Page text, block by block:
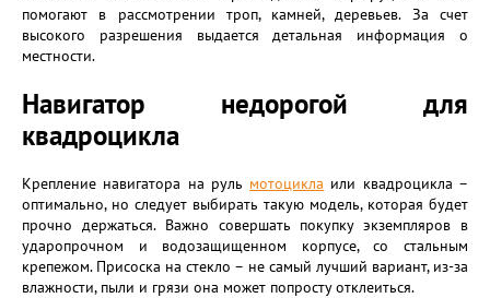
помогают в рассмотрении троп, камней, деревьев. За счет
высокого разрешения выдается детальная информация о
местности.
Навигатор недорогой для
квадроцикла
Крепление навигатора на руль мотоцикла или квадроцикла –
оптимально, но следует выбирать такую модель, которая будет
прочно держаться. Важно совершать покупку экземпляров в
ударопрочном и водозащищенном корпусе, со стальным
крепежом. Присоска на стекло – не самый лучший вариант, из-за
влажности, пыли и грязи она может попросту отклеиться.